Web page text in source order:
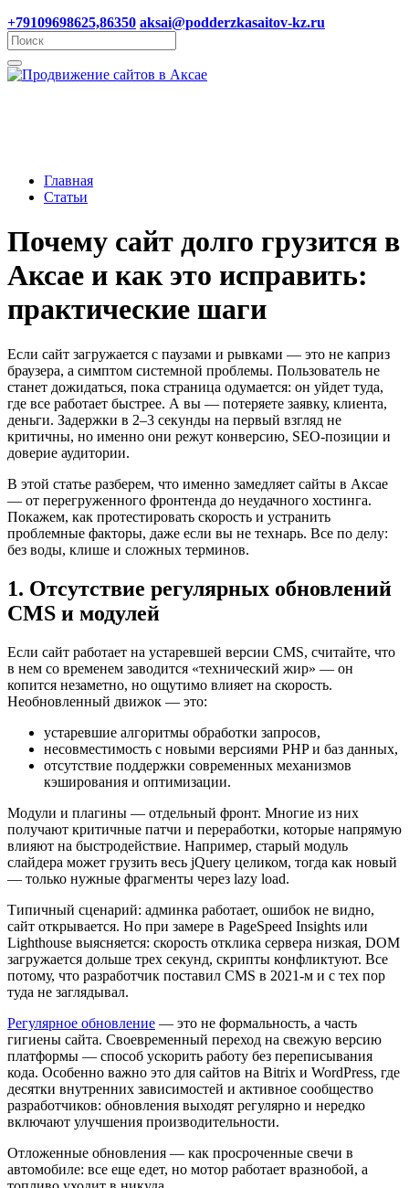
+79109698625,86350 aksai@podderzkasaitov-kz.ru
Главная
Статьи
Почему сайт долго грузится в
Аксае и как это исправить:
практические шаги
Если сайт загружается с паузами и рывками — это не каприз
браузера, а симптом системной проблемы. Пользователь не
станет дожидаться, пока страница одумается: он уйдет туда,
где все работает быстрее. А вы — потеряете заявку, клиента,
деньги. Задержки в 2–3 секунды на первый взгляд не
критичны, но именно они режут конверсию, SEO-позиции и
доверие аудитории.
В этой статье разберем, что именно замедляет сайты в Аксае
— от перегруженного фронтенда до неудачного хостинга.
Покажем, как протестировать скорость и устранить
проблемные факторы, даже если вы не технарь. Все по делу:
без воды, клише и сложных терминов.
1. Отсутствие регулярных обновлений
CMS и модулей
Если сайт работает на устаревшей версии CMS, считайте, что
в нем со временем заводится «технический жир» — он
копится незаметно, но ощутимо влияет на скорость.
Необновленный движок — это:
устаревшие алгоритмы обработки запросов,
несовместимость с новыми версиями PHP и баз данных,
отсутствие поддержки современных механизмов
кэширования и оптимизации.
Модули и плагины — отдельный фронт. Многие из них
получают критичные патчи и переработки, которые напрямую
влияют на быстродействие. Например, старый модуль
слайдера может грузить весь jQuery целиком, тогда как новый
— только нужные фрагменты через lazy load.
Типичный сценарий: админка работает, ошибок не видно,
сайт открывается. Но при замере в PageSpeed Insights или
Lighthouse выясняется: скорость отклика сервера низкая, DOM
загружается дольше трех секунд, скрипты конфликтуют. Все
потому, что разработчик поставил CMS в 2021-м и с тех пор
туда не заглядывал.
Регулярное обновление — это не формальность, а часть
гигиены сайта. Своевременный переход на свежую версию
платформы — способ ускорить работу без переписывания
кода. Особенно важно это для сайтов на Bitrix и WordPress, где
десятки внутренних зависимостей и активное сообщество
разработчиков: обновления выходят регулярно и нередко
включают улучшения производительности.
Отложенные обновления — как просроченные свечи в
автомобиле: все еще едет, но мотор работает вразнобой, а